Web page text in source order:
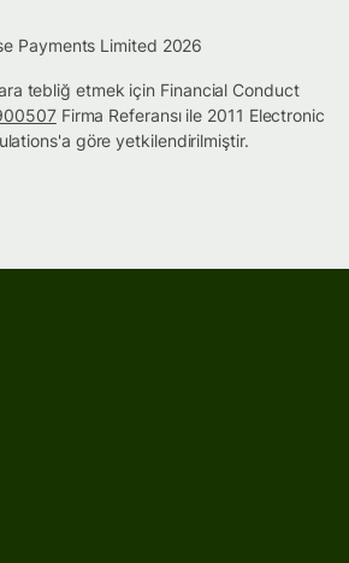
Payments Limited 2026
tebliğ etmek için Financial Conduct
Firma Referansı ile 2011 Electronic
göre yetkilendirilmiştir.